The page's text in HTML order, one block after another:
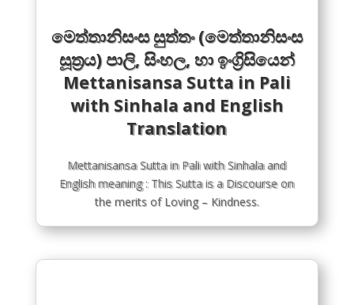
මෙත්තානිසංස සුත්තං (මෙත්තානිසංස
සූත්‍රය) පාලි, සිංහල, හා ඉංග්‍රිසියෙන්
Mettanisansa Sutta in Pali
with Sinhala and English
Translation
Mettanisansa Sutta in Pali with Sinhala and
English meaning : This Sutta is a Discourse on
the merits of Loving – Kindness.